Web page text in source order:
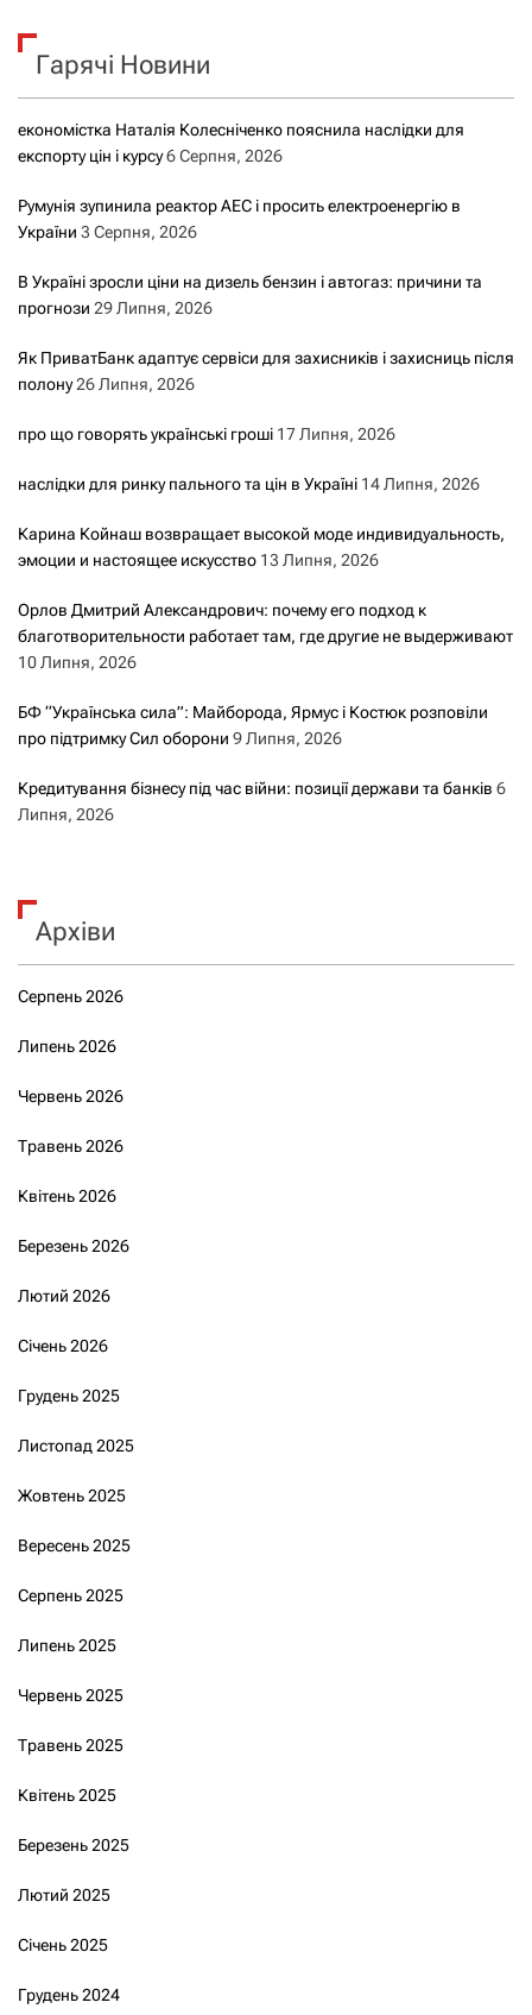
к
Гарячі Новини
економістка Наталія Колесніченко пояснила наслідки для
експорту цін і курсу6 Серпня, 2026
Румунія зупинила реактор АЕС і просить електроенергію в
України 3 Серпня, 2026
В Україні зросли ціни на дизель бензин і автогаз: причини та
прогнози 29 Липня, 2026
Як ПриватБанк адаптує сервіси для захисників і захисниць після
полону26 Липня, 2026
про що говорять українські гроші 17 Липня, 2026
наслідки для ринку пального та цін в Україні 14 Липня, 2026
Карина Койнаш возвращает высокой моде индивидуальность,
эмоции и настоящее искусство 13 Липня, 2026
Орлов Дмитрий Александрович: почему его подход к
благотворительности работает там, где другие не выдерживают
10 Липня, 2026
БФ “Українська сила”: Майборода, Ярмус і Костюк розповіли
про підтримку Сил оборони 9 Липня, 2026
Кредитування бізнесу під час війни: позиції держави та банків 6
Липня, 2026
Архіви
Серпень 2026
Липень 2026
Червень 2026
Травень 2026
Квітень 2026
Березень 2026
Лютий 2026
Січень 2026
Грудень 2025
Листопад 2025
Жовтень 2025
Вересень 2025
Серпень 2025
Липень 2025
Червень 2025
Травень 2025
Квітень 2025
Березень 2025
Лютий 2025
Січень 2025
Грудень 2024